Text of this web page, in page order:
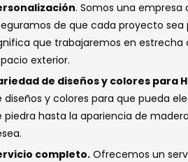
. Somos una
de que cada proyecto sea
que trabajaremos en
exterior.
de diseños y colores para
diseños y colores para que pueda
piedra hasta la apariencia de
completo.Ofrecemos un